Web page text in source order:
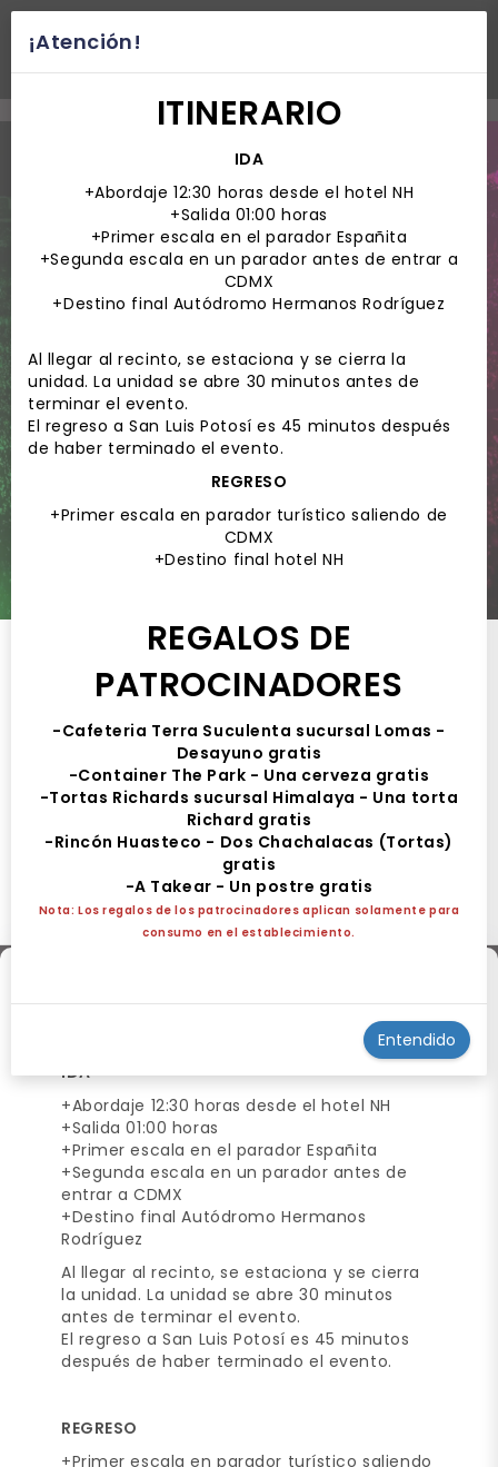
desplegar navegación
19 FEB al 22 FEB
Viaje desde SLP al festival EDC en
CDMX
Hotel NH
Hotel NH San Luis Potosí, Avenida Venustiano Carranza,
De Tequisquiapan, San Luis Potosí, S.L.P., México
Viernes 19 al Lunes 22 de Febrero 2027, 01:00 hrs. (México)
Compartir
IDA
+Abordaje 12:30 horas desde el hotel NH
+Salida 01:00 horas
+Primer escala en el parador Españita
+Segunda escala en un parador antes de
entrar a CDMX
+Destino final Autódromo Hermanos
Rodríguez
Al llegar al recinto, se estaciona y se cierra
la unidad. La unidad se abre 30 minutos
antes de terminar el evento.
El regreso a San Luis Potosí es 45 minutos
después de haber terminado el evento.
REGRESO
+Primer escala en parador turístico saliendo
¡Atención!
ITINERARIO
IDA
+Abordaje 12:30 horas desde el hotel NH
+Salida 01:00 horas
+Primer escala en el parador Españita
+Segunda escala en un parador antes de entrar a
CDMX
+Destino final Autódromo Hermanos Rodríguez
Al llegar al recinto, se estaciona y se cierra la
unidad. La unidad se abre 30 minutos antes de
terminar el evento.
El regreso a San Luis Potosí es 45 minutos después
de haber terminado el evento.
REGRESO
+Primer escala en parador turístico saliendo de
CDMX
+Destino final hotel NH
REGALOS DE
PATROCINADORES
-Cafeteria Terra Suculenta sucursal Lomas -
Desayuno gratis
-Container The Park - Una cerveza gratis
-Tortas Richards sucursal Himalaya - Una torta
Richard gratis
-Rincón Huasteco - Dos Chachalacas (Tortas)
gratis
-A Takear - Un postre gratis
Nota: Los regalos de los patrocinadores aplican solamente para
consumo en el establecimiento.
Entendido